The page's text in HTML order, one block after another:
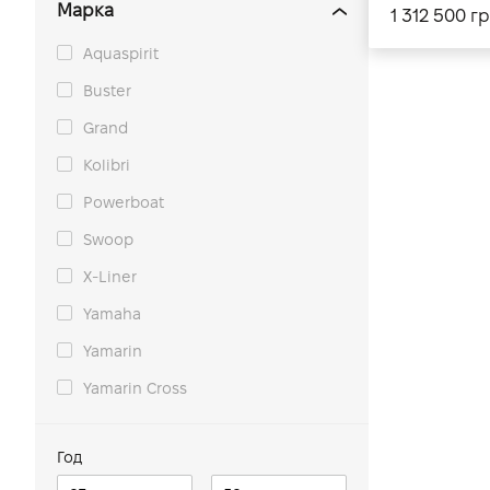
Марка
Aquaspirit
Buster
Grand
Kolibri
Powerboat
Swoop
X-Liner
Yamaha
Yamarin
Yamarin Cross
Год
1 312 500